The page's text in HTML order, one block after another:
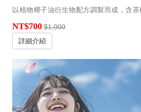
NT$700 $1,000
詳細介紹